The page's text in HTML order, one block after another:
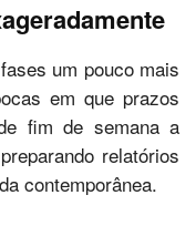
um pouco mais
em que prazos
fim de semana a
relatórios
contemporânea.